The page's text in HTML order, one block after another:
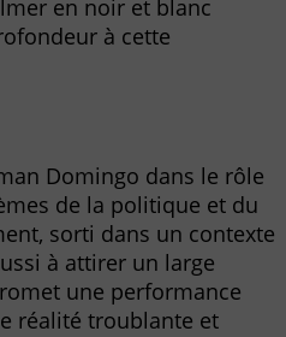
en noir et blanc
à cette
Domingo dans le rôle
de la politique et du
sorti dans un contexte
à attirer un large
une performance
réalité troublante et